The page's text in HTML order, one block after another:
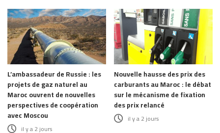
L’ambassadeur de Russie : les
projets de gaz naturel au
Maroc ouvrent de nouvelles
perspectives de coopération
avec Moscou
il y a 2 jours
Nouvelle hausse des prix des
carburants au Maroc : le débat
sur le mécanisme de fixation
des prix relancé
il y a 2 jours